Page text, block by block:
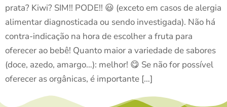
prata? Kiwi? SIM!! PODE!! 😃 (exceto em casos de alergia
alimentar diagnosticada ou sendo investigada). Não há
contra-indicação na hora de escolher a fruta para
oferecer ao bebê! Quanto maior a variedade de sabores
(doce, azedo, amargo…): melhor! 😋 Se não for possível
oferecer as orgânicas, é importante […]